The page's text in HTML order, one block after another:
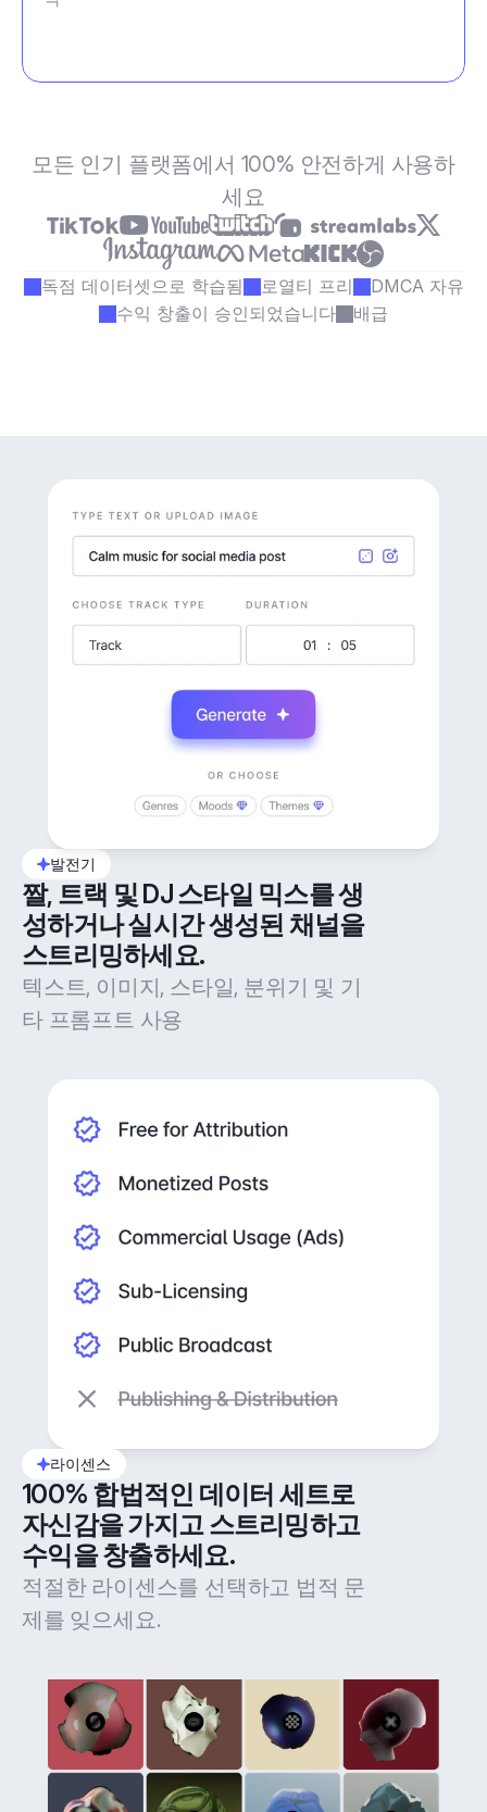
모든 인기 플랫폼에서 100% 안전하게 사용하
세요
독점 데이터셋으로 학습됨 로열티 프리
DMCA 자유
수익 창출이 승인되었습니다
배급
발전기
짤, 트랙 및 DJ 스타일 믹스를 생
성하거나 실시간 생성된 채널을
스트리밍하세요.
텍스트, 이미지, 스타일, 분위기 및 기
타 프롬프트 사용
라이센스
100% 합법적인 데이터 세트로
자신감을 가지고 스트리밍하고
수익을 창출하세요.
적절한 라이센스를 선택하고 법적 문
제를 잊으세요.